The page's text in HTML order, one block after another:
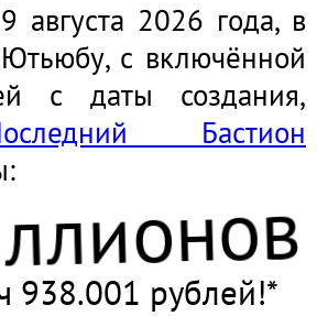
августа 2026 года, в
с включённой
с даты создания,
Бастион
938.001 рублей!*